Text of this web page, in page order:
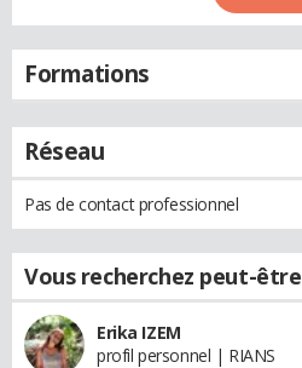
Formations
Réseau
Pas de contact professionnel
Vous recherchez peut-être
Erika IZEM
profil personnel | RIANS